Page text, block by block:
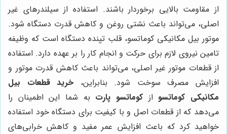
از مقاومت بالایی برخوردار باشند. استفاده از سیلندرهای غیر
اصلی، می‌تواند باعث نشتی روغن و کاهش قدرت دستگاه شود.
موتور بیل مکانیکی کوماتسو، قلب تپنده دستگاه است که وظیفه
تامین نیروی لازم برای حرکت و انجام کار را بر عهده دارد. استفاده
از قطعات موتور غیر اصلی، می‌تواند باعث کاهش قدرت موتور و
افزایش مصرف سوخت شود. بنابراین، خرید قطعات بیل
مکانیکی کوماتسو از کوماتسو پارت به شما این اطمینان را
می‌دهد که از قطعات اصل و با کیفیت برای دستگاه خود استفاده
خواهید کرد که باعث افزایش عمر مفید و کاهش خرابی‌های